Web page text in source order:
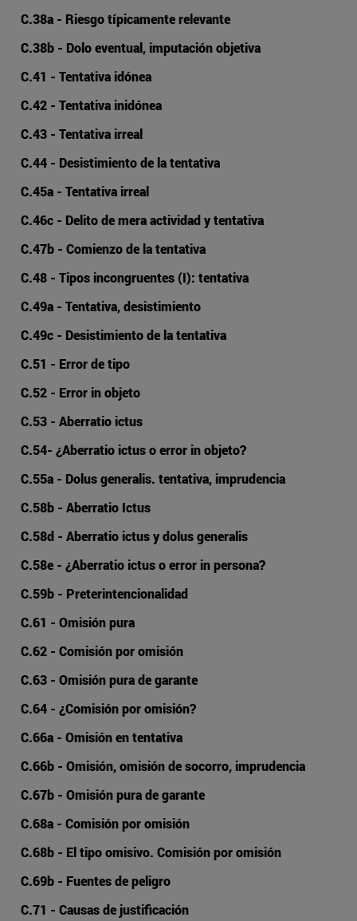
C.38a - Riesgo típicamente relevante
C.38b - Dolo eventual, imputación objetiva
C.41 - Tentativa idónea
C.42 - Tentativa inidónea
C.43 - Tentativa irreal
C.44 - Desistimiento de la tentativa
C.45a - Tentativa irreal
C.46c - Delito de mera actividad y tentativa
C.47b - Comienzo de la tentativa
C.48 - Tipos incongruentes (I): tentativa
C.49a - Tentativa, desistimiento
C.49c - Desistimiento de la tentativa
C.51 - Error de tipo
C.52 - Error in objeto
C.53 - Aberratio ictus
C.54- ¿Aberratio ictus o error in objeto?
C.55a - Dolus generalis. tentativa, imprudencia
C.58b - Aberratio Ictus
C.58d - Aberratio ictus y dolus generalis
C.58e - ¿Aberratio ictus o error in persona?
C.59b - Preterintencionalidad
C.61 - Omisión pura
C.62 - Comisión por omisión
C.63 - Omisión pura de garante
C.64 - ¿Comisión por omisión?
C.66a - Omisión en tentativa
C.66b - Omisión, omisión de socorro, imprudencia
C.67b - Omisión pura de garante
C.68a - Comisión por omisión
C.68b - El tipo omisivo. Comisión por omisión
C.69b - Fuentes de peligro
C.71 - Causas de justificación